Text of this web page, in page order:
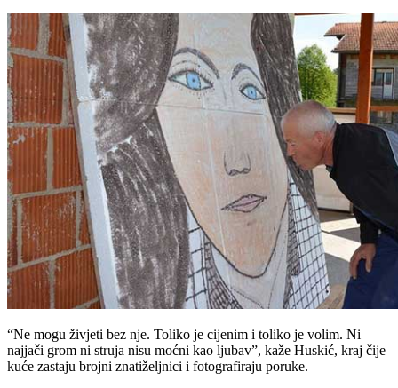
“Ne mogu živjeti bez nje. Toliko je cijenim i toliko je volim. Ni
najjači grom ni struja nisu moćni kao ljubav”, kaže Huskić, kraj čije
kuće zastaju brojni znatiželjnici i fotografiraju poruke.